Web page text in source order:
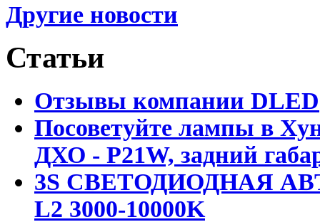
Другие новости
Статьи
Отзывы компании DLED
Посоветуйте лампы в
ДХО - P21W, задний
3S СВЕТОДИОДНАЯ
L2 3000-10000K